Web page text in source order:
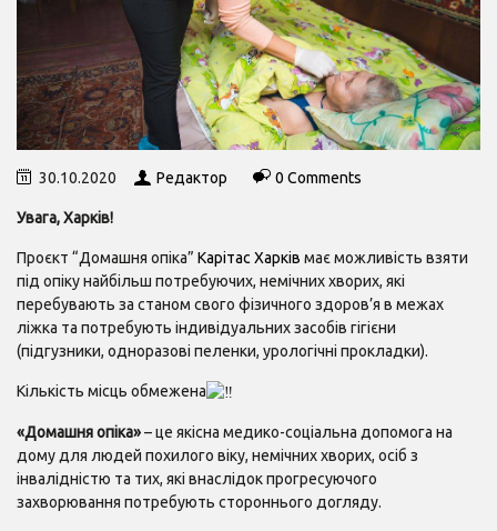
30.10.2020 Редактор 0 Comments
Увага, Харків!
Проєкт “Домашня опіка” Карітас Харків має можливість взяти
під опіку найбільш потребуючих, немічних хворих, які
перебувають за станом свого фізичного здоров’я в межах
ліжка та потребують індивідуальних засобів гігієни
(підгузники, одноразові пеленки, урологічні прокладки).
Кількість місць обмежена
«Домашня опіка»– це якісна медико-соціальна допомога на
дому для людей похилого віку, немічних хворих, осіб з
інвалідністю та тих, які внаслідок прогресуючого
захворювання потребують стороннього догляду.